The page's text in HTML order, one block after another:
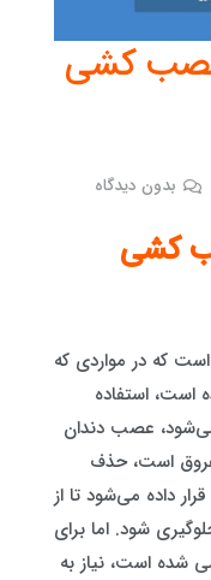
عصب کشی
بدون دیدگاه
کشی
که در مواردی که
است، استفاده
عصب دندان
است، حذف
داده می‌شود تا از
شود. اما برای
است، نیاز به